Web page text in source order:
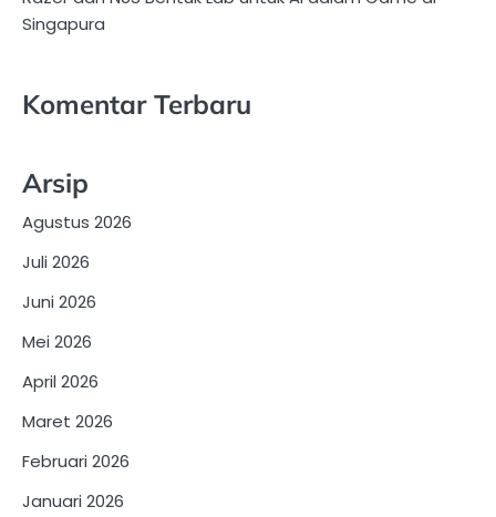
Singapura
Komentar Terbaru
Arsip
Agustus 2026
Juli 2026
Juni 2026
Mei 2026
April 2026
Maret 2026
Februari 2026
Januari 2026